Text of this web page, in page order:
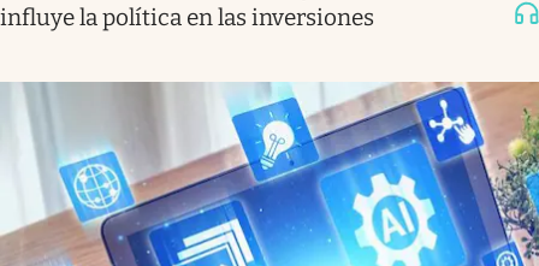
influye la política en las inversiones